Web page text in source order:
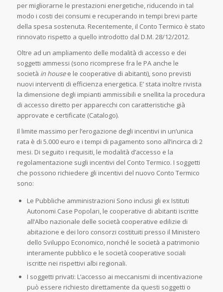
per migliorarne le prestazioni energetiche, riducendo in tal
modo i costi dei consumi e recuperando in tempi brevi parte
della spesa sostenuta. Recentemente, il Conto Termico è stato
rinnovato rispetto a quello introdotto dal D.M. 28/12/2012.
Oltre ad un ampliamento delle modalità di accesso e dei
soggetti ammessi (sono ricomprese fra le PA anche le
società in housee le cooperative di abitanti), sono previsti
nuovi interventi di efficienza energetica. E’ stata inoltre rivista
la dimensione degli impianti ammissibili e snellita la procedura
di accesso diretto per apparecchi con caratteristiche già
approvate e certificate (Catalogo).
Il limite massimo per l’erogazione degli incentivi in un’unica
rata è di 5.000 euro e i tempi di pagamento sono all’incirca di 2
mesi. Di seguito i requisiti, le modalità d’accesso e la
regolamentazione sugli incentivi del Conto Termico. I soggetti
che possono richiedere gli incentivi del nuovo Conto Termico
sono:
Le Pubbliche amministrazioni Sono inclusi gli ex Istituti
Autonomi Case Popolari, le cooperative di abitanti iscritte
all’Albo nazionale delle società cooperative edilizie di
abitazione e dei loro consorzi costituiti presso il Ministero
dello Sviluppo Economico, nonché le società a patrimonio
interamente pubblico e le società cooperative sociali
iscritte nei rispettivi albi regionali.
I soggetti privati: L’accesso ai meccanismi di incentivazione
può essere richiesto direttamente da questi soggetti o